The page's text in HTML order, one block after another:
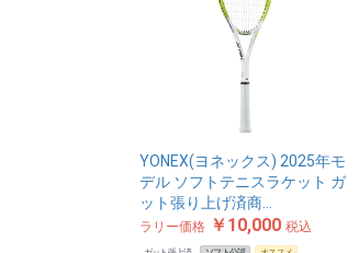
YONEX(ヨネックス) 2025年モ
デル ソフトテニスラケット ガ
ット張り上げ済商…
ラリー価格 ￥10,000 税込